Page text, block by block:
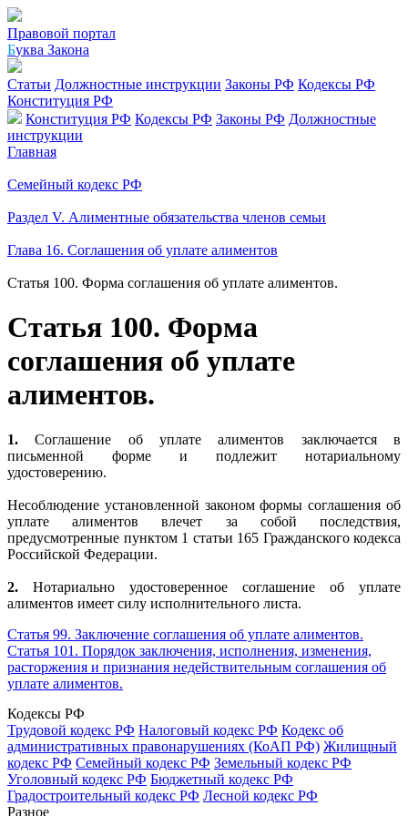
Правовой портал
Буква Закона
Статьи Должностные инструкции Законы РФ Кодексы РФ
Конституция РФ
Конституция РФ Кодексы РФ Законы РФ Должностные
инструкции
Главная
Семейный кодекс РФ
Раздел V. Алиментные обязательства членов семьи
Глава 16. Соглашения об уплате алиментов
Статья 100. Форма соглашения об уплате алиментов.
Статья 100. Форма
соглашения об уплате
алиментов.
1.Соглашение об уплате алиментов заключается в
письменной форме и подлежит нотариальному
удостоверению.
Несоблюдение установленной законом формы соглашения об
уплате алиментов влечет за собой последствия,
предусмотренные пунктом 1 статьи 165 Гражданского кодекса
Российской Федерации.
2. Нотариально удостоверенное соглашение об уплате
алиментов имеет силу исполнительного листа.
Статья 99. Заключение соглашения об уплате алиментов.
Статья 101. Порядок заключения, исполнения, изменения,
расторжения и признания недействительным соглашения об
уплате алиментов.
Кодексы РФ
Трудовой кодекс РФ Налоговый кодекс РФ Кодекс об
административных правонарушениях (КоАП РФ) Жилищный
кодекс РФ Семейный кодекс РФ Земельный кодекс РФ
Уголовный кодекс РФ Бюджетный кодекс РФ
Градостроительный кодекс РФ Лесной кодекс РФ
Разное